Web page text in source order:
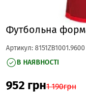
Футбольна
Артикул: 8151ZB1001.9600
В НАЯВНОСТІ
952 грн1 190грн